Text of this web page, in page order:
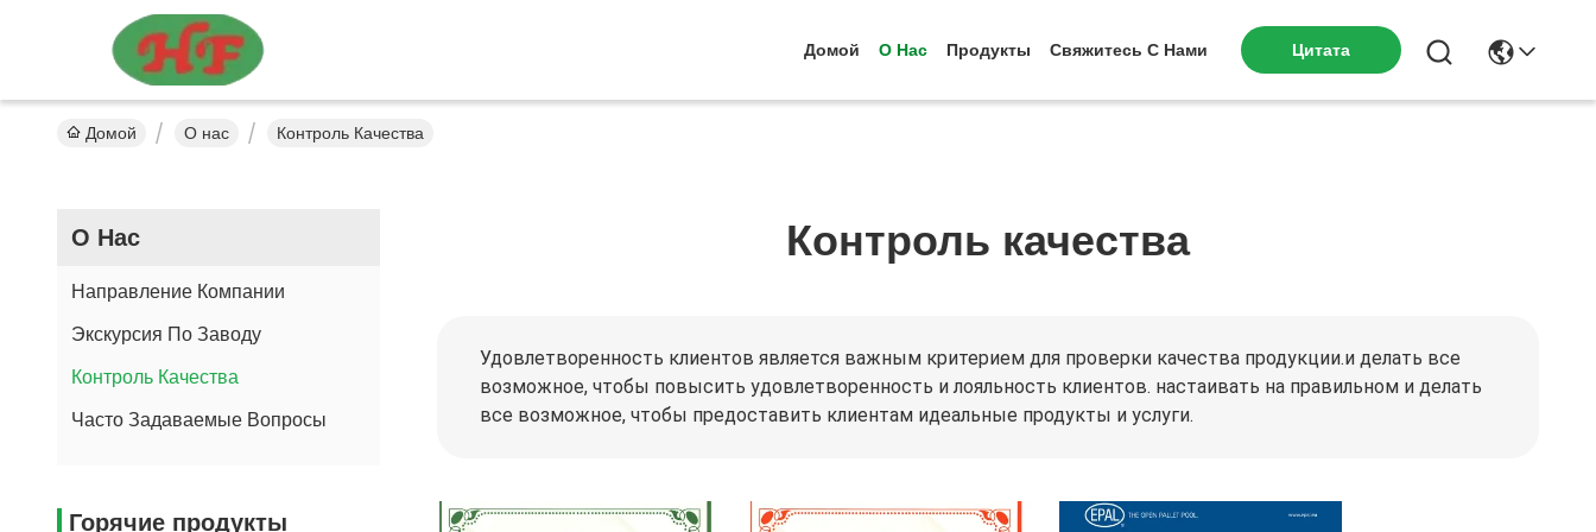
Домой О Нас Продукты Свяжитесь С Нами Цитата
Домой О нас Контроль Качества
О Нас
Направление Компании
Экскурсия По Заводу
Контроль Качества
Часто Задаваемые Вопросы
Горячие продукты
Контроль качества
Удовлетворенность клиентов является важным критерием для проверки качества продукции.и делать все
возможное, чтобы повысить удовлетворенность и лояльность клиентов. настаивать на правильном и делать
все возможное, чтобы предоставить клиентам идеальные продукты и услуги.